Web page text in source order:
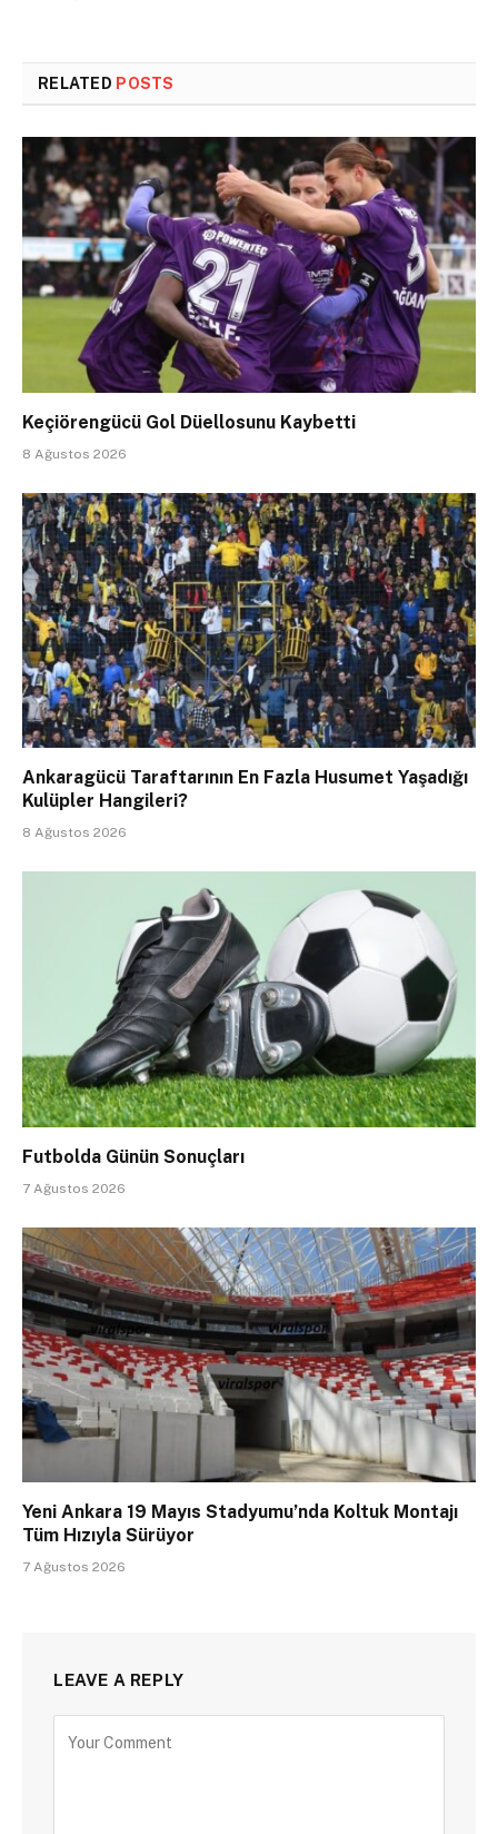
RELATED POSTS
Keçiörengücü Gol Düellosunu Kaybetti
8 Ağustos 2026
Ankaragücü Taraftarının En Fazla Husumet Yaşadığı
Kulüpler Hangileri?
8 Ağustos 2026
Futbolda Günün Sonuçları
7 Ağustos 2026
Yeni Ankara 19 Mayıs Stadyumu’nda Koltuk Montajı
Tüm Hızıyla Sürüyor
7 Ağustos 2026
LEAVE A REPLY